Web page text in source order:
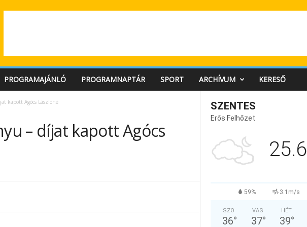
PROGRAMAJÁNLÓ PROGRAMNAPTÁR SPORT ARCHÍVUM KERESŐ
kapott Agócs Lászlóné
– díjat kapott Agócs
SZENTES
Erős Felhőzet
25.6
59% 3.1m/s
SZO
36°
VAS
37°
HÉT
39°